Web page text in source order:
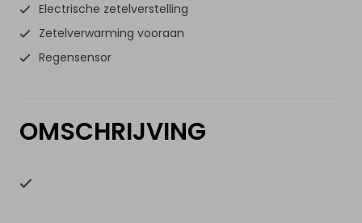
Electrische zetelverstelling
Zetelverwarming vooraan
Regensensor
OMSCHRIJVING